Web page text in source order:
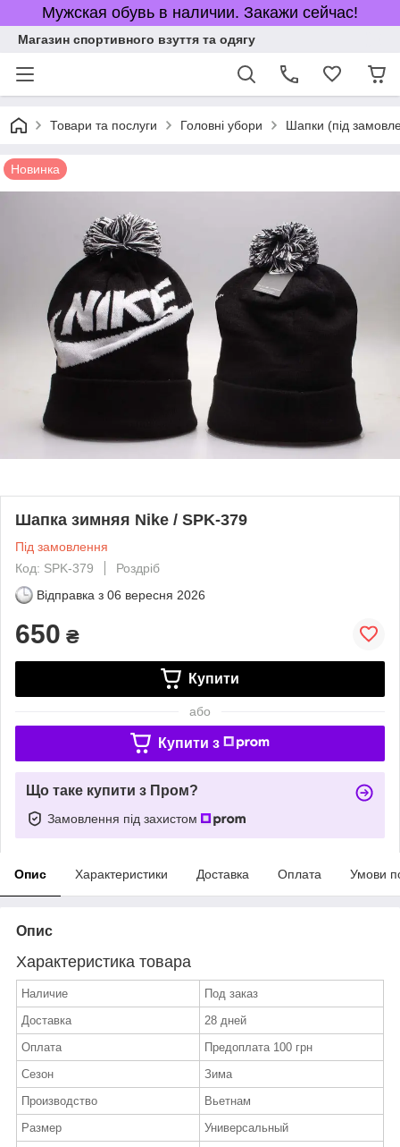
Мужская обувь в наличии. Закажи сейчас!
Магазин спортивного взуття та одягу
Товари та послуги Головні убори Шапки (під
Новинка
Шапка зимняя Nike / SPK-379
Під замовлення
Код: SPK-379
Роздріб
Відправка з 06 вересня 2026
650 ₴
Купити
або
Купити з
Що таке купити з Пром?
Замовлення під захистом
Опис Характеристики Доставка Оплата Умови
Опис
Характеристика товара
Наличие
Под заказ
Доставка
28 дней
Оплата
Предоплата 100 грн
Сезон
Зима
Производство
Вьетнам
Размер
Универсальный